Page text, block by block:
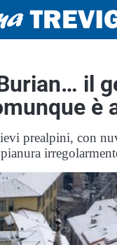
il
è
prealpini, con